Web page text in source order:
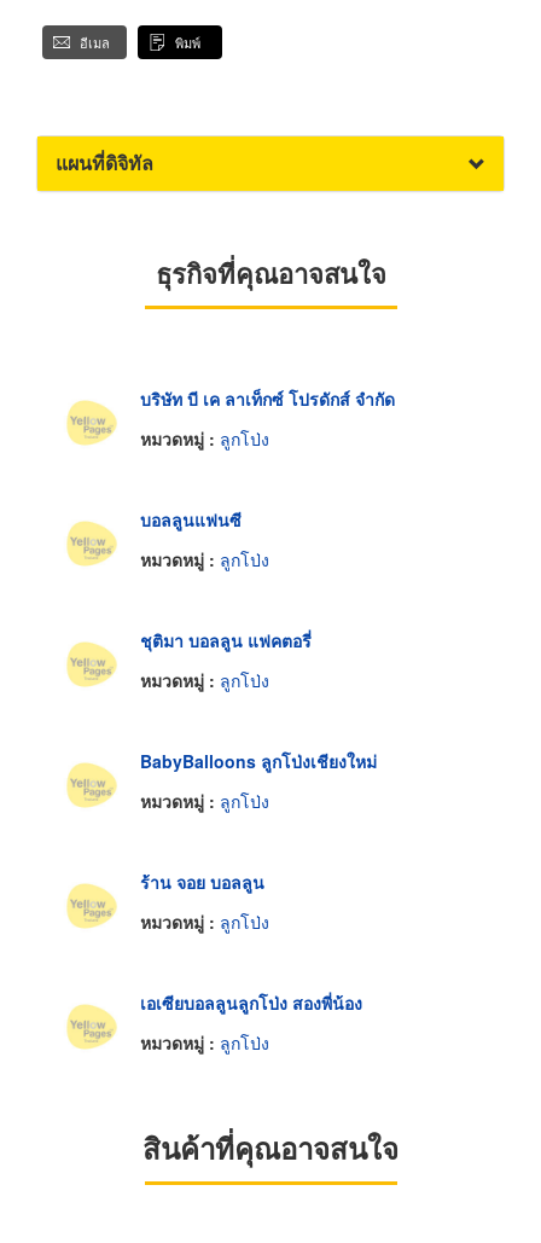
อีเมล พิมพ์
แผนที่ดิจิทัล
ธุรกิจที่คุณอาจสนใจ
บริษัท บี เค ลาเท็กซ์ โปรดักส์ จำกัด
หมวดหมู่ : ลูกโป่ง
บอลลูนแฟนซี
หมวดหมู่ : ลูกโป่ง
ชุติมา บอลลูน แฟคตอรี่
หมวดหมู่ : ลูกโป่ง
BabyBalloons ลูกโป่งเชียงใหม่
หมวดหมู่ : ลูกโป่ง
ร้าน จอย บอลลูน
หมวดหมู่ : ลูกโป่ง
เอเซียบอลลูนลูกโป่ง สองพี่น้อง
หมวดหมู่ : ลูกโป่ง
สินค้าที่คุณอาจสนใจ